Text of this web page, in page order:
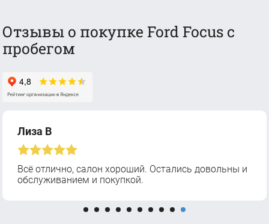
Отзывы о покупке Ford Focus с
пробегом
Лиза В
Всё отлично, салон хороший. Остались довольны и
обслуживанием и покупкой.